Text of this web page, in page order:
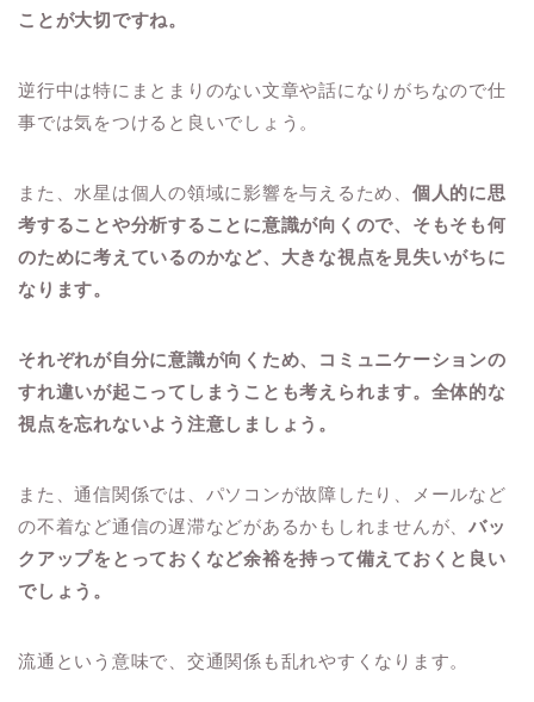
ことが大切ですね。
逆行中は特にまとまりのない文章や話になりがちなので仕
事では気をつけると良いでしょう。
また、水星は個人の領域に影響を与えるため、 個人的に思
考することや分析することに意識が向くので、そもそも何
のために考えているのかなど、大きな視点を見失いがちに
なります。
それぞれが自分に意識が向くため、コミュニケーションの
すれ違いが起こってしまうことも考えられます。全体的な
視点を忘れないよう注意しましょう。
また、通信関係では、パソコンが故障したり、メールなど
の不着など通信の遅滞などがあるかもしれませんが、バッ
クアップをとっておくなど余裕を持って備えておくと良い
でしょう。
流通という意味で、交通関係も乱れやすくなります。